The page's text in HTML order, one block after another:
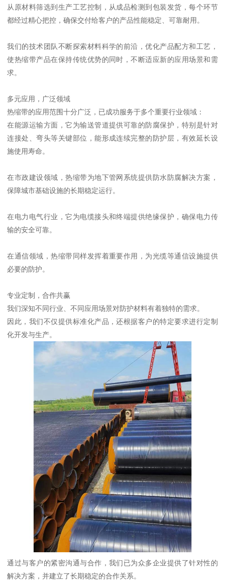
从原材料筛选到生产工艺控制，从成品检测到包装发货，每个环节
都经过精心把控，确保交付给客户的产品性能稳定、可靠耐用。
我们的技术团队不断探索材料科学的前沿，优化产品配方和工艺，
使热缩带产品在保持传统优势的同时，不断适应新的应用场景和需
求。
多元应用，广泛领域
热缩带的应用范围十分广泛，已成功服务于多个重要行业领域：
在能源运输方面，它为输送管道提供可靠的防腐保护，特别是针对
连接处、弯头等关键部位，能形成连续完整的防护层，有效延长设
施使用寿命。
在市政建设领域，热缩带为地下管网系统提供防水防腐解决方案，
保障城市基础设施的长期稳定运行。
在电力电气行业，它为电缆接头和终端提供绝缘保护，确保电力传
输的安全可靠。
在通信领域，热缩带同样发挥着重要作用，为光缆等通信设施提供
必要的防护。
专业定制，合作共赢
我们深知不同行业、不同应用场景对防护材料有着独特的需求。
因此，我们不仅提供标准化产品，还根据客户的特定要求进行定制
化开发与生产。
通过与客户的紧密沟通与合作，我们已为众多企业提供了针对性的
解决方案，并建立了长期稳定的合作关系。